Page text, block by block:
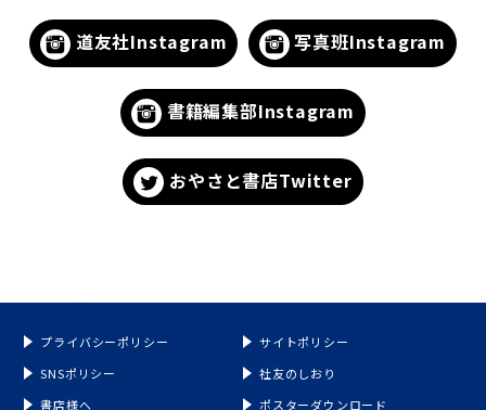
道友社Instagram 写真班Instagram
書籍編集部Instagram
おやさと書店Twitter
プライバシーポリシー
サイトポリシー
SNSポリシー
社友のしおり
書店様へ
ポスターダウンロード